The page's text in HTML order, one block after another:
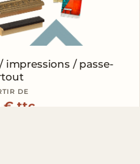
impressions / passe-
DE
€ ttc